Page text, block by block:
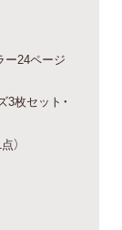
ー24ページ
3枚セット・
）